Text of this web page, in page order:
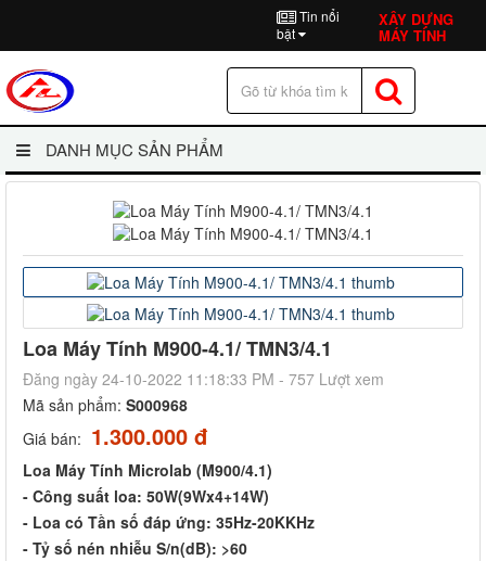
Tin nổi
bật
XÂY DỰNG
MÁY TÍNH
DANH MỤC SẢN PHẨM
Loa Máy Tính M900-4.1/ TMN3/4.1
Đăng ngày 24-10-2022 11:18:33 PM - 757 Lượt xem
Mã sản phẩm: S000968
Giá bán: 1.300.000 đ
Loa Máy Tính Microlab (M900/4.1)
- Công suất loa: 50W(9Wx4+14W)
- Loa có Tần số đáp ứng: 35Hz-20KKHz
- Tỷ số nén nhiễu S/n(dB): >60